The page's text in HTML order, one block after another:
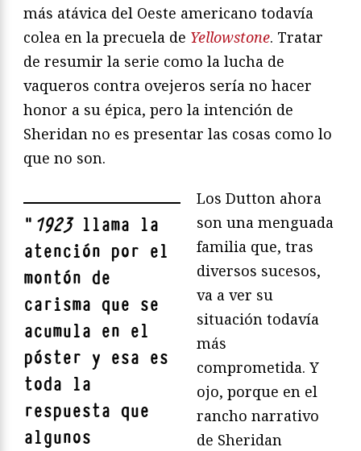
más atávica del Oeste americano todavía
colea en la precuela de Yellowstone. Tratar
de resumir la serie como la lucha de
vaqueros contra ovejeros sería no hacer
honor a su épica, pero la intención de
Sheridan no es presentar las cosas como lo
que no son.
" 1923llama la
atención por el
montón de
carisma que se
acumula en el
póster y esa es
toda la
respuesta que
algunos
Los Dutton ahora
son una menguada
familia que, tras
diversos sucesos,
va a ver su
situación todavía
más
comprometida. Y
ojo, porque en el
rancho narrativo
de Sheridan